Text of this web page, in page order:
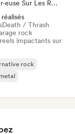
Influenceur·euse Sur Les Réseaux Sociaux
Death / Thrash
rock
impactants sur
rock